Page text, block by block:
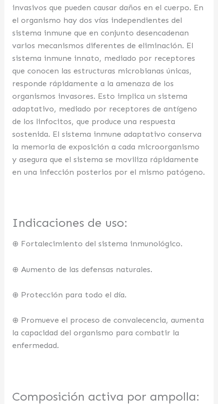
invasivos que pueden causar daños en el cuerpo. En
el organismo hay dos vías independientes del
sistema inmune que en conjunto desencadenan
varios mecanismos diferentes de eliminación. El
sistema inmune innato, mediado por receptores
que conocen las estructuras microbianas únicas,
responde rápidamente a la amenaza de los
organismos invasores. Esto implica un sistema
adaptativo, mediado por receptores de antígeno
de los linfocitos, que produce una respuesta
sostenida. El sistema inmune adaptativo conserva
la memoria de exposición a cada microorganismo
y asegura que el sistema se moviliza rápidamente
en una infección posterios por el mismo patógeno.
Indicaciones de uso:
⊕ Fortalecimiento del sistema inmunológico.
⊕ Aumento de las defensas naturales.
⊕ Protección para todo el día.
⊕ Promueve el proceso de convalecencia, aumenta
la capacidad del organismo para combatir la
enfermedad.
Composición activa por ampolla: